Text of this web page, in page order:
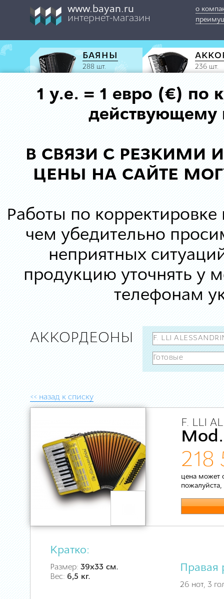
www.bayan.ru
интернет-магазин
о
БАЯНЫ
288 шт. 236 шт.
1 у.е. = 1 евро (€) по
действующему
В СВЯЗИ С РЕЗКИМИ
ЦЕНЫ НА САЙТЕ
Работы по корректировке
чем убедительно
неприятных
продукцию уточнять у
телефонам
АККОРДЕОНЫ
<< назад к списку
F. LLI
218
цена может
пожалуйста,
Кратко:
Размер: 39х33 см.
Вес: 6,5 кг.
Правая
26 нот, 3